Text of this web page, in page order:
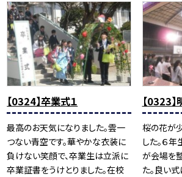
【0324】卒業式１
最高のお天気になりました。雲一
つない青空です。華やかな衣装に
負けない笑顔で、卒業生は立派に
卒業証書をうけとりました。在校
【0323
桜の花が
した。６
が会場を
た。良い